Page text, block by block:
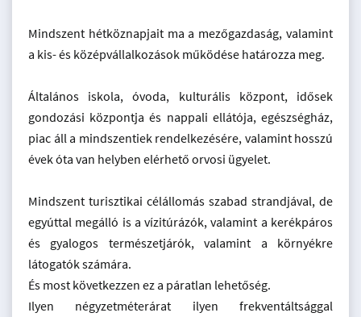
Mindszent hétköznapjait ma a mezőgazdaság, valamint
a kis- és középvállalkozások működése határozza meg.
Általános iskola, óvoda, kulturális központ, idősek
gondozási központja és nappali ellátója, egészségház,
piac áll a mindszentiek rendelkezésére, valamint hosszú
évek óta van helyben elérhető orvosi ügyelet.
Mindszent turisztikai célállomás szabad strandjával, de
egyúttal megálló is a vízitúrázók, valamint a kerékpáros
és gyalogos természetjárók, valamint a környékre
látogatók számára.
És most következzen ez a páratlan lehetőség.
Ilyen négyzetméterárat ilyen frekventáltsággal